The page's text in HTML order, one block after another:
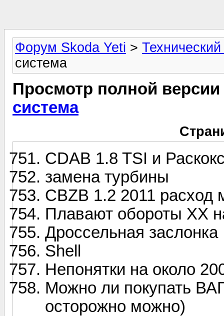
Форум Skoda Yeti >
система
Просмотр полной
система
CDAB 1.8 TSI и
замена турбины
CBZB 1.2 2011 расход
Плавают обороты ХХ
Дроссельная заслонка
Shell
Непонятки на около
Можно ли покупать
осторожно можно)